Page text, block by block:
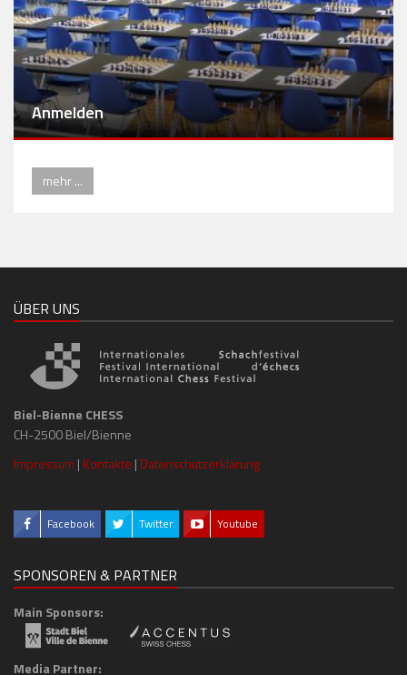
Anmelden
mehr ...
ÜBER UNS
Biel-Bienne CHESS
CH-2500 Biel/Bienne
Impressum | Kontakte | Datenschutzerklärung
Facebook Twitter Youtube
SPONSOREN & PARTNER
Main Sponsors:
Media Partner: